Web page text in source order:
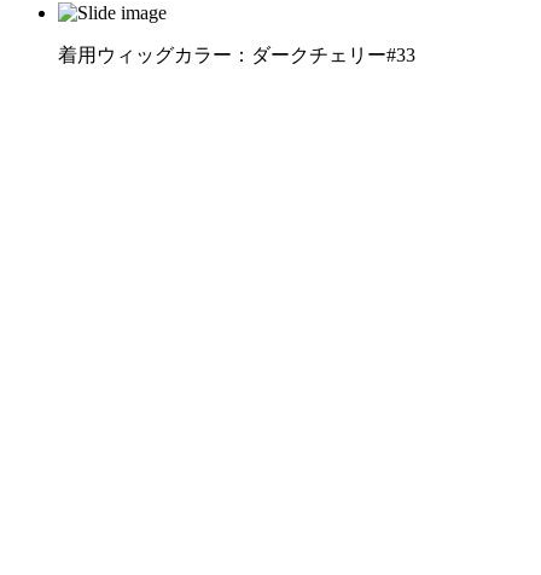
着用ウィッグカラー：ダークチェリー#33